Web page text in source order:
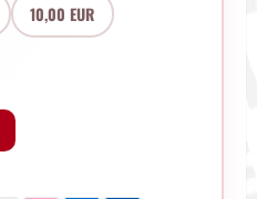
10,00 EUR